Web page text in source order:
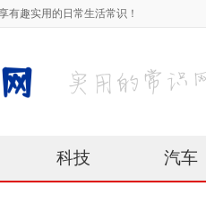
有趣实用的日常生活常识！
科技 汽车